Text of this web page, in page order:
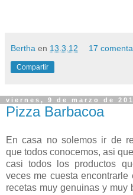
Bertha en 13.3.12 17
Compartir
viernes, 9 de marzo de
Pizza Barbacoa
En casa no solemos ir de
que todos conocemos, asi
casi todos los productos
veces me cuesta
recetas muy genuinas y muy